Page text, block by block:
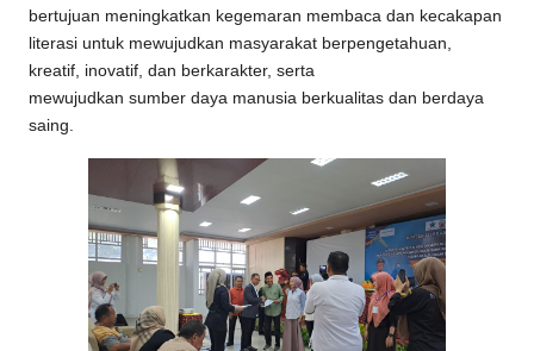
bertujuan meningkatkan kegemaran membaca dan kecakapan
literasi untuk mewujudkan masyarakat berpengetahuan,
kreatif, inovatif, dan berkarakter, serta
mewujudkan sumber daya manusia berkualitas dan berdaya
saing.